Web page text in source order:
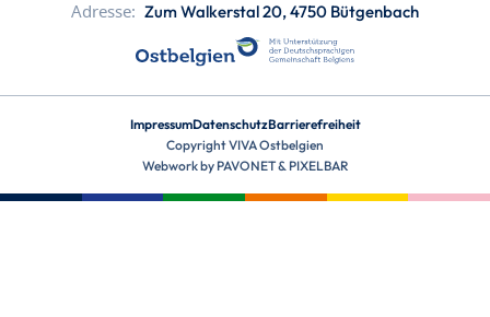
Adresse: Zum Walkerstal 20, 4750 Bütgenbach
ImpressumDatenschutzBarrierefreiheit
Copyright VIVA Ostbelgien
Webwork by PAVONET& PIXELBAR